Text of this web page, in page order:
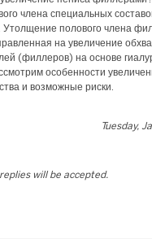
члена специальных
Утолщение полового члена
на увеличение
(филлеров) на основе
особенности
и возможные риски.
Tuesday,
will be accepted.